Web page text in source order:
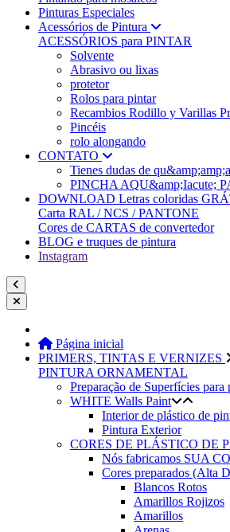
Pinturas Especiales
Acessórios de Pintura
ACESSÓRIOS para PINTAR
Solvente
Abrasivo ou lixas
protetor
Rolos para pintar
Recambios Rodillo y Varillas
Pincéis
rolo alongando
CONTATO
Tienes dudas de
PINCHA AQU&amp;Iacute;
DOWNLOAD Letras coloridas
Carta RAL / NCS / PANTONE
Cores de CARTAS de convertedor
BLOG e truques de pintura
Instagram
Página inicial
PRIMERS, TINTAS E VERNIZES
PINTURA ORNAMENTAL
Preparação de Superfícies para
WHITE Walls Paint
Interior de plástico de
Pintura Exterior
CORES DE PLÁSTICO DE
Nós fabricamos SUA
Cores preparados (Alta
Blancos Rotos
Amarillos Rojizos
Amarillos